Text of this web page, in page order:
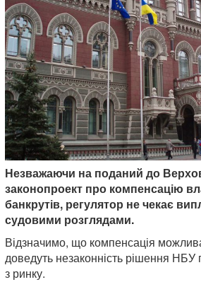
Незважаючи на поданий до
законопроект про компенсацію
банкрутів, регулятор не чекає
судовими розглядами.
Відзначимо, що компенсація
доведуть незаконність рішення
з ринку.